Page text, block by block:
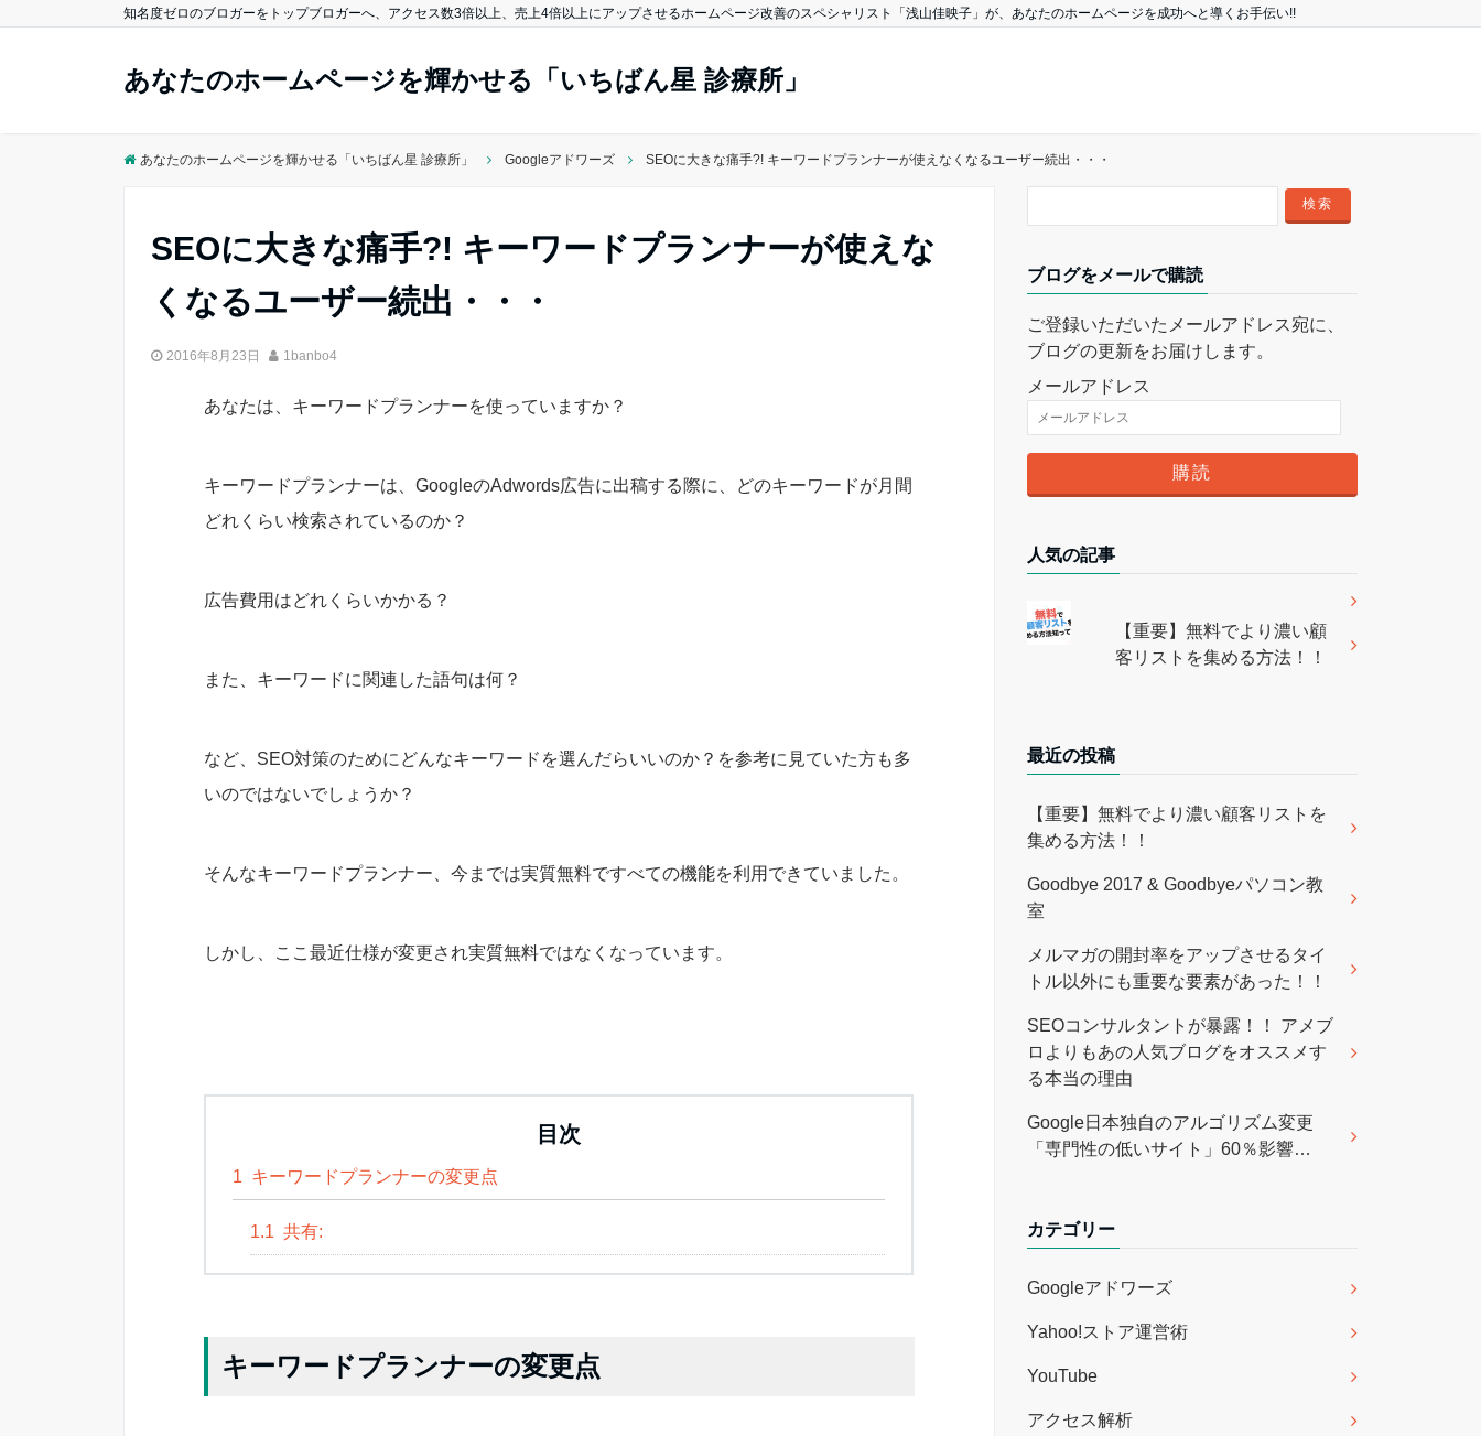
知名度ゼロのブロガーをトップブロガーへ、アクセス数3倍以上、売上4倍以上にアップさせるホームページ改善のスペシャリスト「浅山佳映子」が、あなたのホームページを成功へと導くお手伝い!!
あなたのホームページを輝かせる「いちばん星 診療所」
あなたのホームページを輝かせる「いちばん星 診療所」 Googleアドワーズ SEOに大きな痛手?! キーワードプランナーが使えなくなるユーザー続出・・・
SEOに大きな痛手?! キーワードプランナーが使えな
くなるユーザー続出・・・
2016年8月23日 1banbo4
あなたは、キーワードプランナーを使っていますか？
キーワードプランナーは、GoogleのAdwords広告に出稿する際に、どのキーワードが月間
どれくらい検索されているのか？
広告費用はどれくらいかかる？
また、キーワードに関連した語句は何？
など、SEO対策のためにどんなキーワードを選んだらいいのか？を参考に見ていた方も多
いのではないでしょうか？
そんなキーワードプランナー、今までは実質無料ですべての機能を利用できていました。
しかし、ここ最近仕様が変更され実質無料ではなくなっています。
目次
1 キーワードプランナーの変更点
1.1 共有:
キーワードプランナーの変更点
ブログをメールで購読
ご登録いただいたメールアドレス宛に、
ブログの更新をお届けします。
メールアドレス
人気の記事
【重要】無料でより濃い顧
客リストを集める方法！！
最近の投稿
【重要】無料でより濃い顧客リストを
集める方法！！
Goodbye 2017 & Goodbyeパソコン教
室
メルマガの開封率をアップさせるタイ
トル以外にも重要な要素があった！！
SEOコンサルタントが暴露！！ アメブ
ロよりもあの人気ブログをオススメす
る本当の理由
Google日本独自のアルゴリズム変更
「専門性の低いサイト」60％影響…
カテゴリー
Googleアドワーズ
Yahoo!ストア運営術
YouTube
アクセス解析